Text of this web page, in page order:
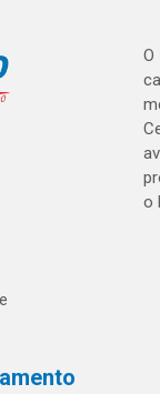
O
o